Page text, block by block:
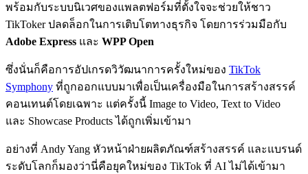
พร้อมกับระบบนิเวศของแพลตฟอร์มที่ตั้งใจจะช่วยให้ชาว
TikToker ปลดล็อกในการเติบโตทางธุรกิจ โดยการร่วมมือกับ
Adobe Express และ WPP Open
ซึ่งนั่นก็คือการอัปเกรดวิวัฒนาการครั้งใหม่ของ TikTok
Symphony ที่ถูกออกแบบมาเพื่อเป็นเครื่องมือในการสร้างสรรค์
คอนเทนต์โดยเฉพาะ แต่ครั้งนี้ Image to Video, Text to Video
และ Showcase Products ได้ถูกเพิ่มเข้ามา
อย่างที่ Andy Yang หัวหน้าฝ่ายผลิตภัณฑ์สร้างสรรค์ และแบรนด์
ระดับโลกก็มองว่านี่คือยุคใหม่ของ TikTok ที่ AI ไม่ได้เข้ามา